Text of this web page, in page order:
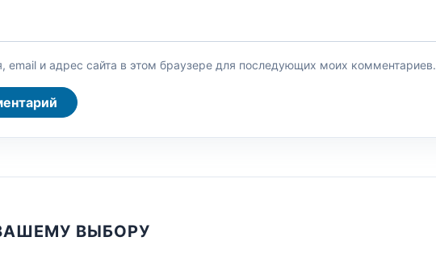
email и адрес сайта в этом браузере для последующих моих комментариев.
ВЫБОРУ